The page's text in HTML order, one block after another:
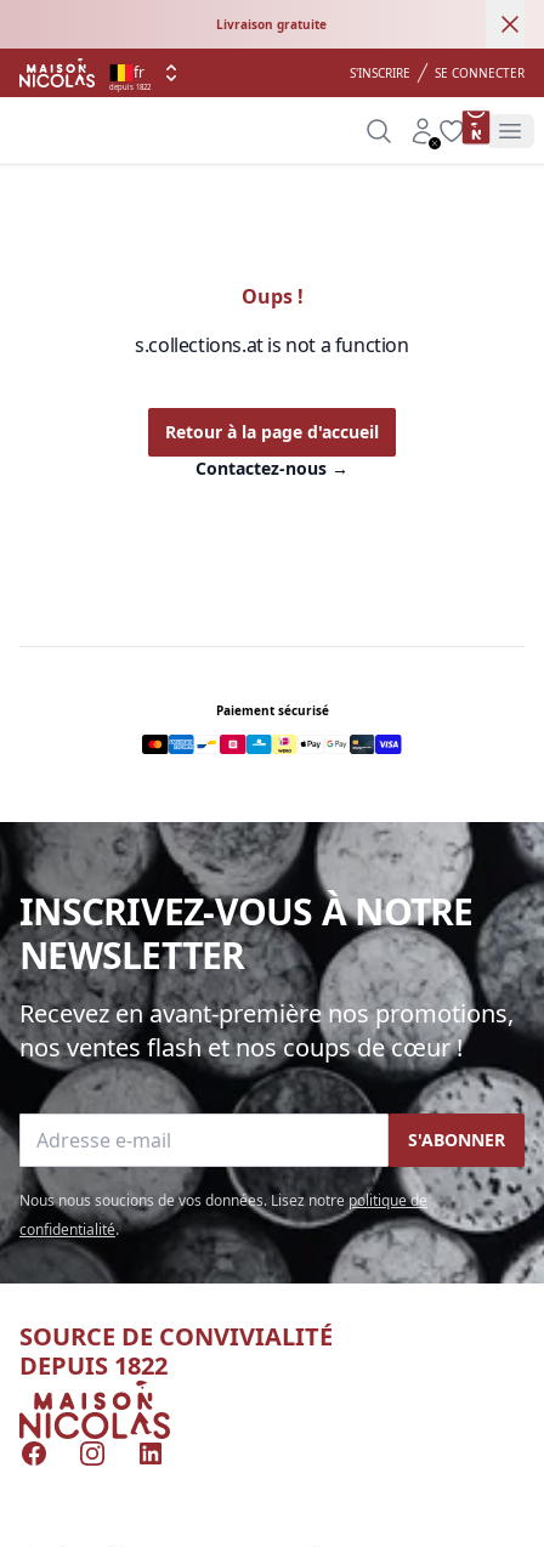
Livraison gratuite
depuis 1822
fr S'INSCRIRE SE CONNECTER
SearchAccount
Wishlist
Oups !
s.collections.at is not a function
Retour à la page d'accueil
Contactez-nous →
Paiement sécurisé
INSCRIVEZ-VOUS À NOTRE
NEWSLETTER
Recevez en avant-première nos promotions,
nos ventes flash et nos coups de cœur !
Adresse e-mail S'ABONNER
Nous nous soucions de vos données. Lisez notre politique de
confidentialité.
SOURCE DE CONVIVIALITÉ
DEPUIS 1822
Nicolas
FacebookInstagramLinkedIn